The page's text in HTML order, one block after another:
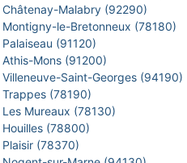
Châtenay-Malabry (92290)
Montigny-le-Bretonneux (78180)
Palaiseau (91120)
Athis-Mons (91200)
Villeneuve-Saint-Georges (94190)
Trappes (78190)
Les Mureaux (78130)
Houilles (78800)
Plaisir (78370)